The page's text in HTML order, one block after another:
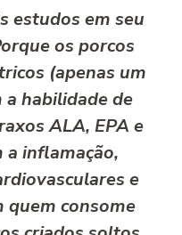
estudos em seu
os porcos
(apenas um
habilidade de
ALA, EPA e
a inflamação,
e
quem consome